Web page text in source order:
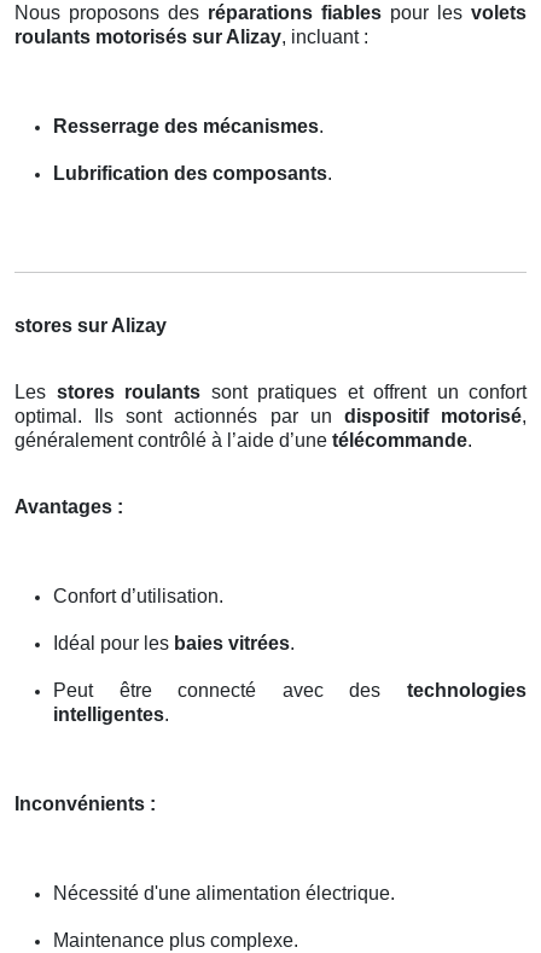
Nous proposons des réparations fiables pour les volets
roulants motorisés sur Alizay, incluant :
Resserrage des mécanismes.
Lubrification des composants.
stores sur Alizay
Les stores roulants sont pratiques et offrent un confort
optimal. Ils sont actionnés par un dispositif motorisé,
généralement contrôlé à l’aide d’une télécommande.
Avantages :
Confort d’utilisation.
Idéal pour les baies vitrées.
Peut être connecté avec des technologies
intelligentes.
Inconvénients :
Nécessité d'une alimentation électrique.
Maintenance plus complexe.